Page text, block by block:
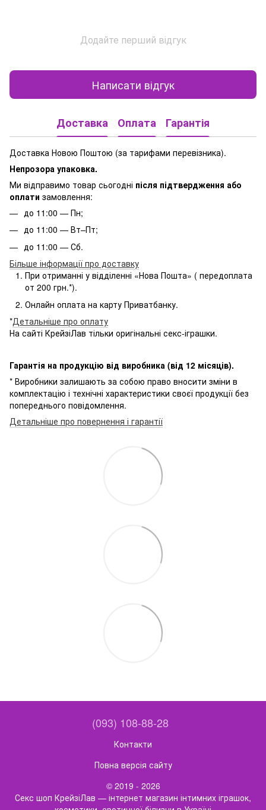
Додайте перший відгук
Написати відгук
Доставка Оплата Гарантія
Доставка Новою Поштою (за тарифами перевізника).
Непрозора упаковка.
Ми відправимо товар сьогодні після підтвердження або
оплати замовлення:
до 11:00 — Пн;
до 11:00 — Вт–Пт;
до 11:00 — Сб.
Більше інформації про доставку
При отриманні у відділенні «Нова Пошта» ( передоплата
от 200 грн.*).
Онлайн оплата на карту Приватбанку.
*Детальніше про оплату
На сайті КрейзіЛав тільки оригінальні секс-іграшки.
Гарантія на продукцію від виробника (від 12 місяців).
* Виробники залишають за собою право вносити зміни в
комплектацію і технічні характеристики своєї продукції без
попереднього повідомлення.
Детальніше про повернення і гарантії
(093) 108-88-28
Контакти
Повна версія сайту
© 2019 - 2026
Секс шоп КрейзіЛав — інтернет магазин інтимних іграшок,